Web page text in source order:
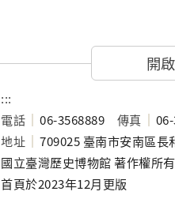
開
:::
電話
06-3568889 傳真
地址
709025 臺南市安南區長
國立臺灣歷史博物館 著作權
首頁於2023年12月更版